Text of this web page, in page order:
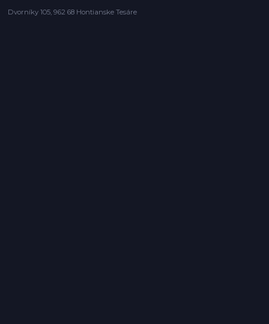
Dvorníky 105, 962 68 Hontianske Tesáre